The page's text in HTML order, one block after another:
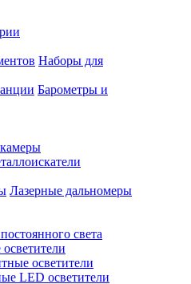
Наборы для
Барометры и
Лазерные дальномеры
света
осветители
LED осветители